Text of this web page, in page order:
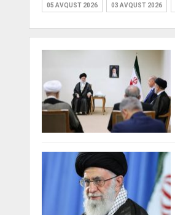
05 AVQUST 2026 03 AVQUST 2026